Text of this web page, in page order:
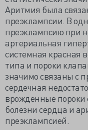
Аритмия была
преэклампсии. В
преэклампсию при
артериальная
системная красная
типа и пороки
значимо связаны с
сердечная
врожденные пороки
болезни сердца и
преэклампсией.